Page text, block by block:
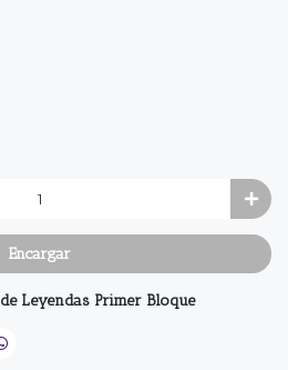
Encargar
Leyendas Primer Bloque